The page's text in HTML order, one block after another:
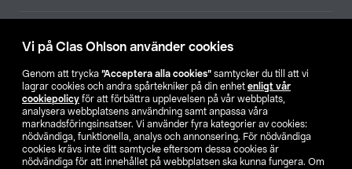
Vi på Clas Ohlson använder cookies
Genom att trycka ”Acceptera alla cookies” samtycker du till att vi
lagrar cookies och andra spårtekniker på din enhet enligt vår
cookiepolicy för att förbättra upplevelsen på vår webbplats,
analysera webbplatsens användning samt anpassa våra
marknadsföringsinsatser. Vi använder fyra kategorier av cookies:
nödvändiga, funktionella, analys och annonsering. För nödvändiga
cookies krävs inte ditt samtycke eftersom dessa cookies är
nödvändiga för att innehållet på webbplatsen ska kunna fungera. Om
Hitta butik
SE NO FI